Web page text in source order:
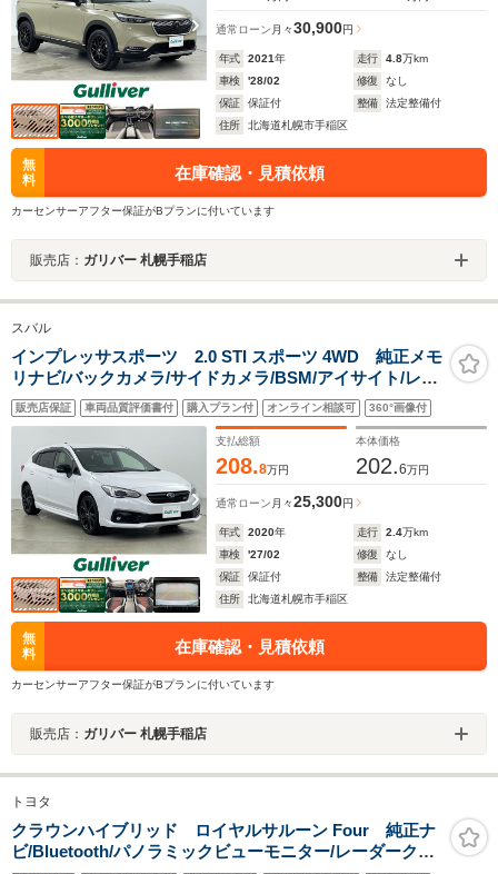
通常ローン 月々30,900円
年式 2021年 走行 4.8万km
車検
'28/02 修復
なし
保証
保証付 整備
法定整備付
住所
北海道札幌市手稲区
無
料
在庫確認・見積依頼
カーセンサーアフター保証がBプランに付いています
販売店： ガリバー 札幌手稲店
スバル
インプレッサスポーツ 2.0 STI スポーツ 4WD 純正メモ
リナビ/バックカメラ/サイドカメラ/BSM/アイサイト/レー
ンキープアシスト/追従クルーズコントロール/パドルシフ
ト/アイドリングストップ/メモリーシート/パワーシート/
オートライト/LEDヘッドライト/
販売店保証 車両品質評価書付 購入プラン付 オンライン相談可 360°画像付
支払総額
208.8万円
本体価格
202.6万円
通常ローン 月々25,300円
年式 2020年 走行 2.4万km
車検
'27/02 修復
なし
保証
保証付 整備
法定整備付
住所
北海道札幌市手稲区
無
料
在庫確認・見積依頼
カーセンサーアフター保証がBプランに付いています
販売店： ガリバー 札幌手稲店
トヨタ
クラウンハイブリッド ロイヤルサルーン Four 純正ナ
ビ/Bluetooth/パノラミックビューモニター/レーダークル